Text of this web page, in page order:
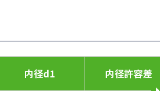
内径d1 内径許容差